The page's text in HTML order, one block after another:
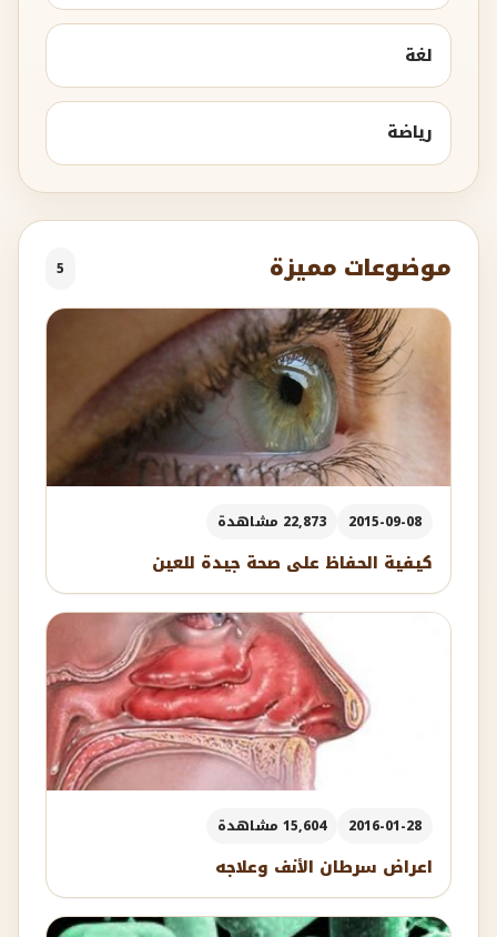
لغة
رياضة
موضوعات مميزة 5
2015-09-08 22,873 مشاهدة
كيفية الحفاظ على صحة جيدة للعين
2016-01-28 15,604 مشاهدة
اعراض سرطان الأنف وعلاجه